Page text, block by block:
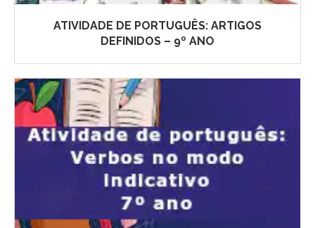
ATIVIDADE DE PORTUGUÊS: ARTIGOS
DEFINIDOS – 9º ANO